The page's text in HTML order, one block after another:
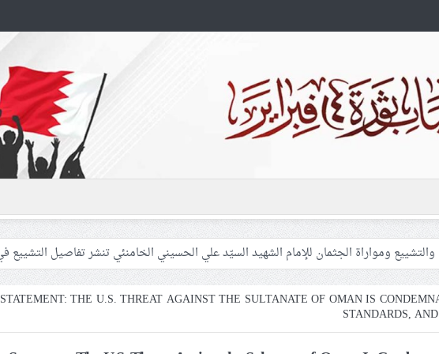
الأوضاع في غزّة لإشعال صراعات داخليّة تخدم الاحتلال
الفلسطينيّات بين القمع والإهمال الطبي
STATEMENT: THE U.S. THREAT AGAINST THE SULTANATE OF OMAN IS
STANDARDS,